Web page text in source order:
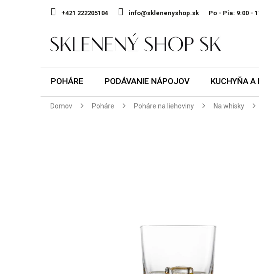
+421 222205104 info@sklenenyshop.sk Po - Pia:
POHÁRE PODÁVANIE NÁPOJOV KUCHYŇA A
Domov Poháre Poháre na liehoviny Na whisky